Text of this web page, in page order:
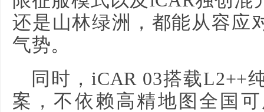
还是山林绿洲，都能从容应
气势。
同时，iCAR 03搭载L2++
案，不依赖高精地图全国